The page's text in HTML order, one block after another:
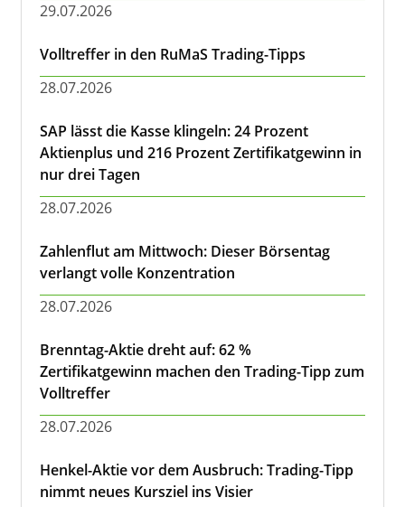
29.07.2026
Volltreffer in den RuMaS Trading-Tipps
28.07.2026
SAP lässt die Kasse klingeln: 24 Prozent
Aktienplus und 216 Prozent Zertifikatgewinn in
nur drei Tagen
28.07.2026
Zahlenflut am Mittwoch: Dieser Börsentag
verlangt volle Konzentration
28.07.2026
Brenntag-Aktie dreht auf: 62 %
Zertifikatgewinn machen den Trading-Tipp zum
Volltreffer
28.07.2026
Henkel-Aktie vor dem Ausbruch: Trading-Tipp
nimmt neues Kursziel ins Visier